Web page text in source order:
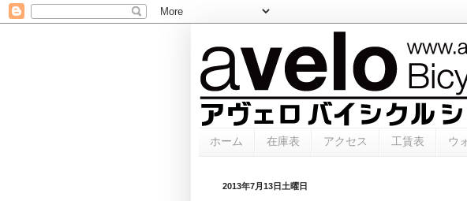
ホーム 在庫表 アクセス 工賃表 ウ
2013年7月13日土曜日